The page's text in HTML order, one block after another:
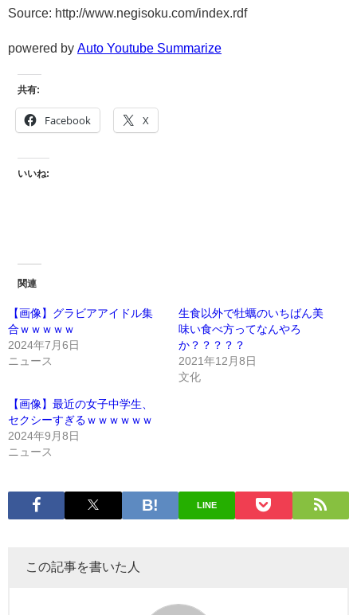
Source: http://www.negisoku.com/index.rdf
powered by Auto Youtube Summarize
共有:
Facebook X
いいね:
関連
【画像】グラビアアイドル集
合ｗｗｗｗｗ
2024年7月6日
ニュース
生食以外で牡蠣のいちばん美
味い食べ方ってなんやろ
か？？？？？
2021年12月8日
文化
【画像】最近の女子中学生、
セクシーすぎるｗｗｗｗｗｗ
2024年9月8日
ニュース
LINE
この記事を書いた人